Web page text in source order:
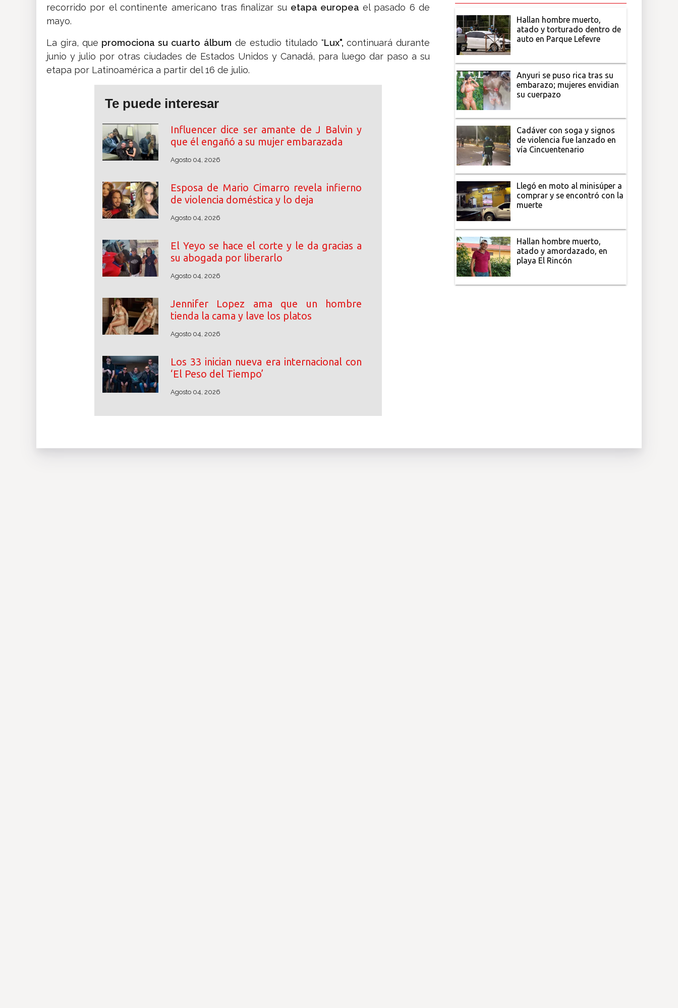
recorrido por el continente americano tras finalizar su etapa europea el pasado 6 de
mayo.
La gira, que promociona su cuarto álbum de estudio titulado "Lux", continuará durante
junio y julio por otras ciudades de Estados Unidos y Canadá, para luego dar paso a su
etapa por Latinoamérica a partir del 16 de julio.
Te puede interesar
Influencer dice ser amante de J Balvin y
que él engañó a su mujer embarazada
Agosto 04, 2026
Esposa de Mario Cimarro revela infierno
de violencia doméstica y lo deja
Agosto 04, 2026
El Yeyo se hace el corte y le da gracias a
su abogada por liberarlo
Agosto 04, 2026
Jennifer Lopez ama que un hombre
tienda la cama y lave los platos
Agosto 04, 2026
Los 33 inician nueva era internacional con
‘El Peso del Tiempo’
Agosto 04, 2026
Hallan hombre muerto,
atado y torturado dentro de
auto en Parque Lefevre
Anyuri se puso rica tras su
embarazo; mujeres envidian
su cuerpazo
Cadáver con soga y signos
de violencia fue lanzado en
vía Cincuentenario
Llegó en moto al minisúper a
comprar y se encontró con la
muerte
Hallan hombre muerto,
atado y amordazado, en
playa El Rincón